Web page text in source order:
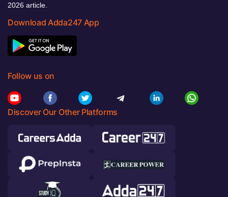
2026 article.
Download Adda247 App
Follow us on
Discover Our Other Platforms